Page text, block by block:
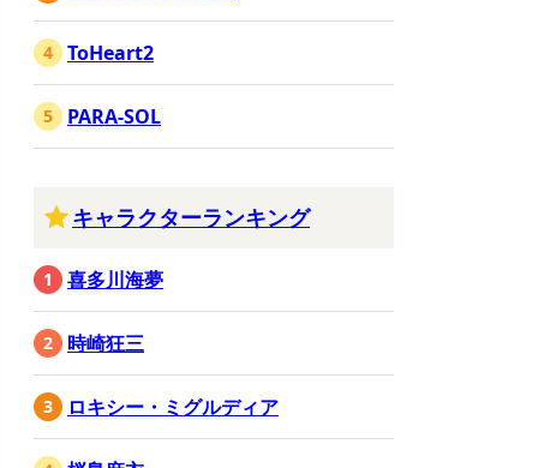
ToHeart2
PARA-SOL
キャラクターランキング
喜多川海夢
時崎狂三
ロキシー・ミグルディア